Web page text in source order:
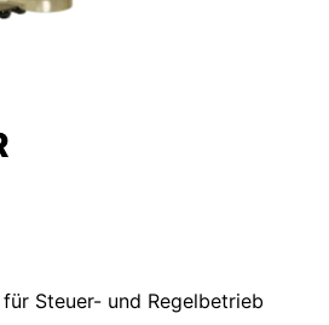
Steuer- und Regelbetrieb